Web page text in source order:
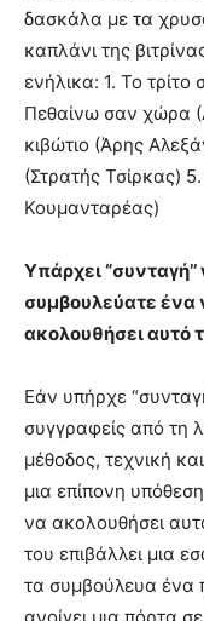
δασκάλα με τα
καπλάνι της
ενήλικα: 1. Το
Πεθαίνω σαν χώρα
κιβώτιο (Άρης
(Στρατής Τσίρκας)
Κουμανταρέας)
Υπάρχει
συμβουλεύατε ένα
ακολουθήσει αυτό
Εάν υπήρχε
συγγραφείς από τη
μέθοδος, τεχνική
μια επίπονη
να ακολουθήσει
του επιβάλλει μια
τα συμβούλευα ένα